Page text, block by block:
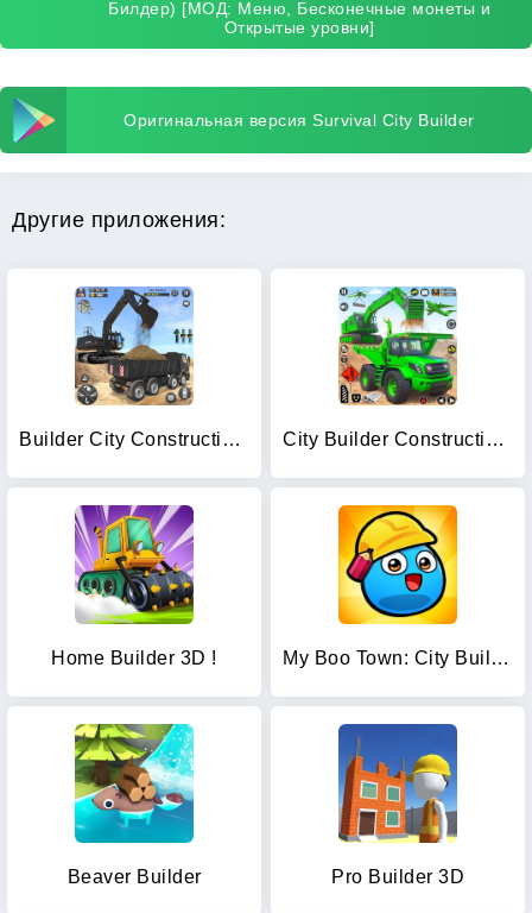
Билдер) [МОД: Меню, Бесконечные монеты и
Открытые уровни]
Оригинальная версия Survival City Builder
Другие приложения:
Builder City Construction Game City Builder Construction Sim
Home Builder 3D ! My Boo Town: City Builder Game
Beaver Builder Pro Builder 3D